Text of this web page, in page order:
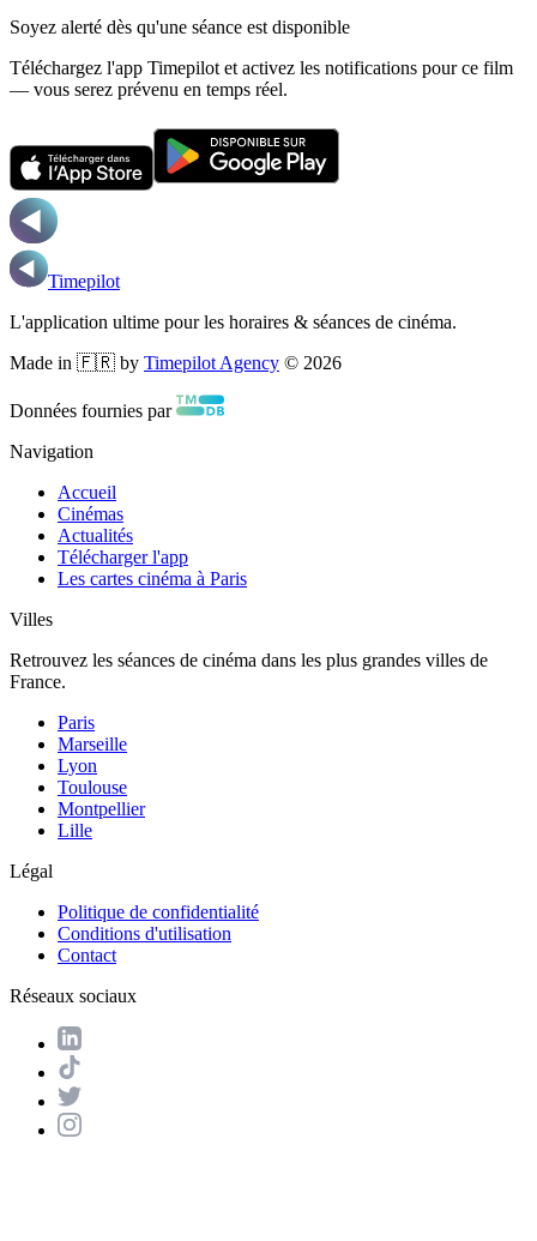
Soyez alerté dès qu'une séance est disponible
Téléchargez l'app Timepilot et activez les notifications pour ce film
— vous serez prévenu en temps réel.
Timepilot
L'application ultime pour les horaires & séances de cinéma.
Made in 🇫🇷 by Timepilot Agency © 2026
Données fournies par
Navigation
Accueil
Cinémas
Actualités
Télécharger l'app
Les cartes cinéma à Paris
Villes
Retrouvez les séances de cinéma dans les plus grandes villes de
France.
Paris
Marseille
Lyon
Toulouse
Montpellier
Lille
Légal
Politique de confidentialité
Conditions d'utilisation
Contact
Réseaux sociaux